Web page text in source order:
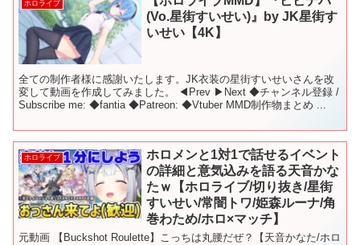
ホロライブ
(Vo.星街すいせい)』by JK星街す
いせい【4K】
全ての制作者様に感謝いたします。JK衣装の星街すいせいさんを改
変して動画を作成してみました。 ◀Prev ▶Next ◆チャンネル登録 /
Subscribe me: ◆fantia ◆Patreon: ◆Vtuber MMD制作物まとめ ...
ホロライブ
ホロメンと1対1で話せるイベント
の詳細と意気込みを語る天音かな
たｗ【ホロライブ/切り抜き/星街
すいせい/常闇トワ/姫森ルーナ/角
巻わため/ホロ×マッチ】
元動画 【Buckshot Roulette】こっちは丸腰だぜ？【天音かなた/ホロ